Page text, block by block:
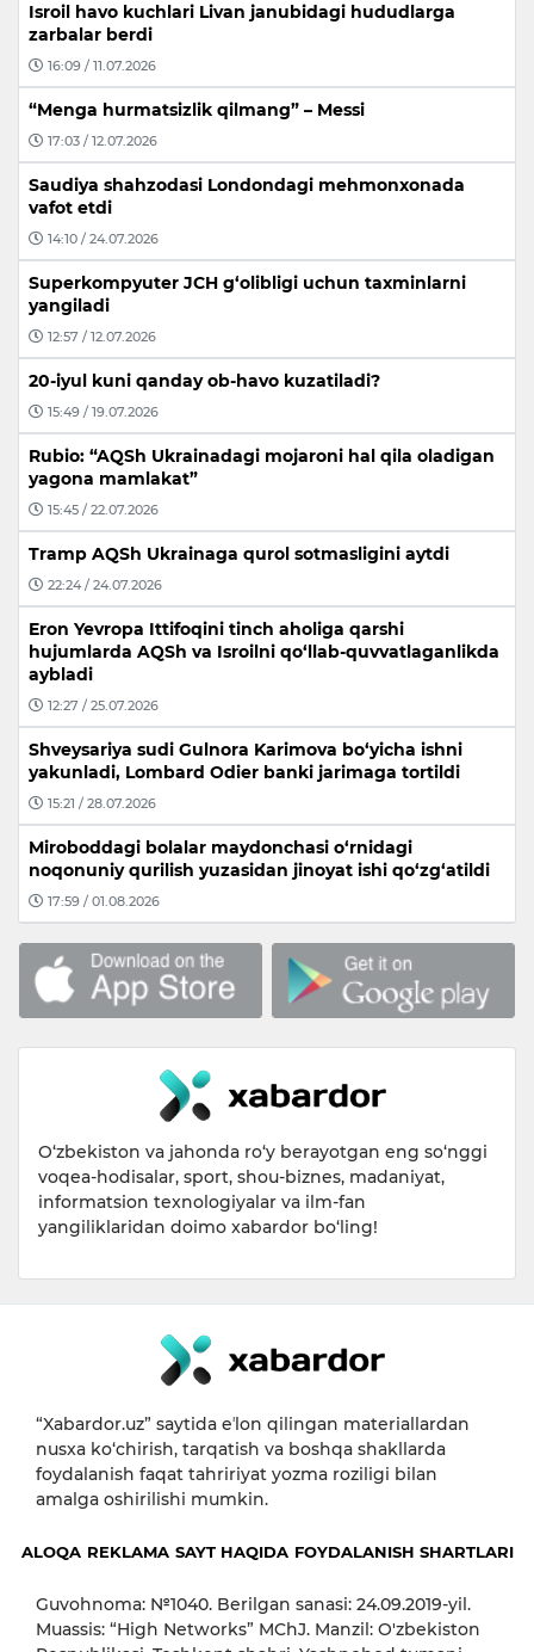
Isroil havo kuchlari Livan janubidagi hududlarga
zarbalar berdi
16:09 / 11.07.2026
“Menga hurmatsizlik qilmang” – Messi
17:03 / 12.07.2026
Saudiya shahzodasi Londondagi mehmonxonada
vafot etdi
14:10 / 24.07.2026
Superkompyuter JCH g‘olibligi uchun taxminlarni
yangiladi
12:57 / 12.07.2026
20-iyul kuni qanday ob-havo kuzatiladi?
15:49 / 19.07.2026
Rubio: “AQSh Ukrainadagi mojaroni hal qila oladigan
yagona mamlakat”
15:45 / 22.07.2026
Tramp AQSh Ukrainaga qurol sotmasligini aytdi
22:24 / 24.07.2026
Eron Yevropa Ittifoqini tinch aholiga qarshi
hujumlarda AQSh va Isroilni qo‘llab-quvvatlaganlikda
aybladi
12:27 / 25.07.2026
Shveysariya sudi Gulnora Karimova bo‘yicha ishni
yakunladi, Lombard Odier banki jarimaga tortildi
15:21 / 28.07.2026
Miroboddagi bolalar maydonchasi o‘rnidagi
noqonuniy qurilish yuzasidan jinoyat ishi qo‘zg‘atildi
17:59 / 01.08.2026
O‘zbekiston va jahonda ro‘y berayotgan eng so‘nggi
voqea-hodisalar, sport, shou-biznes, madaniyat,
informatsion texnologiyalar va ilm-fan
yangiliklaridan doimo xabardor bo‘ling!
“Xabardor.uz” saytida eʼlon qilingan materiallardan
nusxa ko‘chirish, tarqatish va boshqa shakllarda
foydalanish faqat tahririyat yozma roziligi bilan
amalga oshirilishi mumkin.
ALOQA REKLAMA SAYT HAQIDA FOYDALANISH SHARTLARI
Guvohnoma: №1040. Berilgan sanasi: 24.09.2019-yil.
Muassis: “High Networks” MChJ. Manzil: O'zbekiston